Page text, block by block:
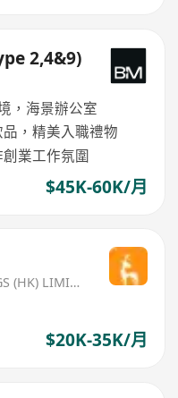
2,4&9)
，海景辦公室
，精美入職禮物
業工作氛圍
$45K-60K/月
IDEAL-CAREERBRIDGE HOLDINGS (HK) LIMITED
$20K-35K/月